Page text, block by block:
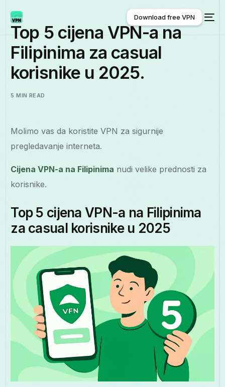
Hrvatski
Download free VPN
Download free VPN
Top 5 cijena VPN-a na
Filipinima za casual
korisnike u 2025.
5 MIN READ
Molimo vas da koristite VPN za sigurnije
pregledavanje interneta.
Cijena VPN-a na Filipinima nudi velike prednosti za
korisnike.
Top 5 cijena VPN-a na Filipinima
za casual korisnike u 2025